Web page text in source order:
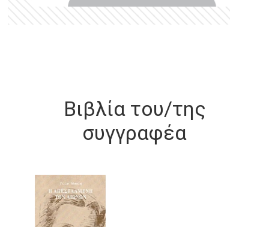
Βιβλία του/της
συγγραφέα